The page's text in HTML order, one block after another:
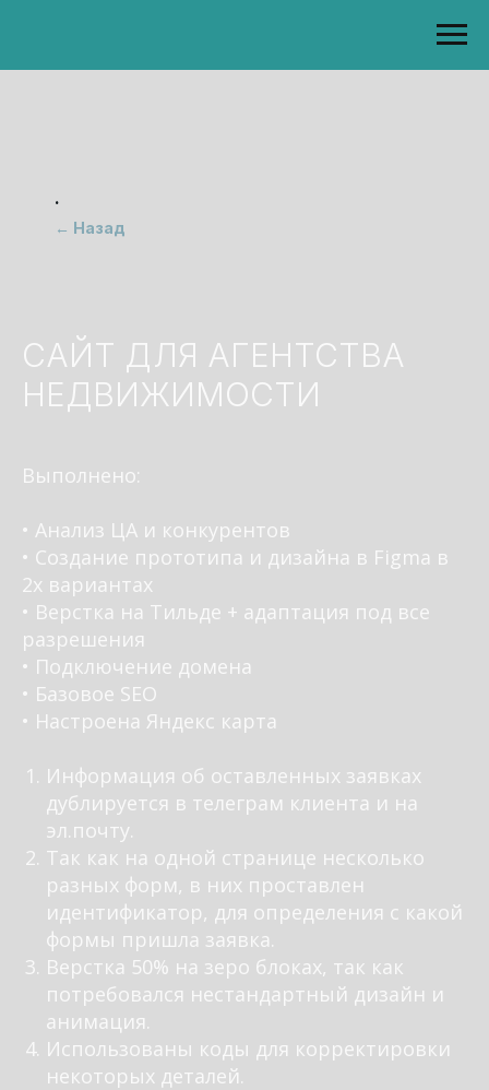
.
← Назад
САЙТ ДЛЯ АГЕНТСТВА
НЕДВИЖИМОСТИ
Выполнено:
• Анализ ЦА и конкурентов
• Создание прототипа и дизайна в Figma в
2х вариантах
• Верстка на Тильде + адаптация под все
разрешения
• Подключение домена
• Базовое SEO
• Настроена Яндекс карта
Информация об оставленных заявках
дублируется в телеграм клиента и на
эл.почту.
Так как на одной странице несколько
разных форм, в них проставлен
идентификатор, для определения с какой
формы пришла заявка.
Верстка 50% на зеро блоках, так как
потребовался нестандартный дизайн и
анимация.
Использованы коды для корректировки
некоторых деталей.